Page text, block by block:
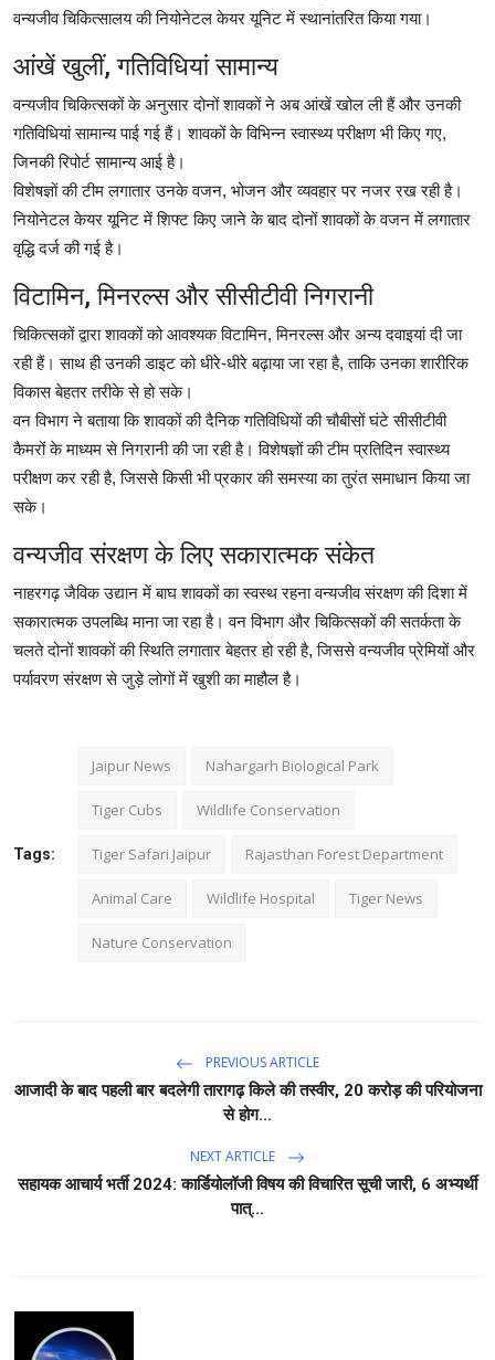
वन्यजीव चिकित्सालय की नियोनेटल केयर यूनिट में स्थानांतरित किया गया।
आंखें खुलीं, गतिविधियां सामान्य
वन्यजीव चिकित्सकों के अनुसार दोनों शावकों ने अब आंखें खोल ली हैं और उनकी
गतिविधियां सामान्य पाई गई हैं। शावकों के विभिन्न स्वास्थ्य परीक्षण भी किए गए,
जिनकी रिपोर्ट सामान्य आई है।
विशेषज्ञों की टीम लगातार उनके वजन, भोजन और व्यवहार पर नजर रख रही है।
नियोनेटल केयर यूनिट में शिफ्ट किए जाने के बाद दोनों शावकों के वजन में लगातार
वृद्धि दर्ज की गई है।
विटामिन, मिनरल्स और सीसीटीवी निगरानी
चिकित्सकों द्वारा शावकों को आवश्यक विटामिन, मिनरल्स और अन्य दवाइयां दी जा
रही हैं। साथ ही उनकी डाइट को धीरे-धीरे बढ़ाया जा रहा है, ताकि उनका शारीरिक
विकास बेहतर तरीके से हो सके।
वन विभाग ने बताया कि शावकों की दैनिक गतिविधियों की चौबीसों घंटे सीसीटीवी
कैमरों के माध्यम से निगरानी की जा रही है। विशेषज्ञों की टीम प्रतिदिन स्वास्थ्य
परीक्षण कर रही है, जिससे किसी भी प्रकार की समस्या का तुरंत समाधान किया जा
सके।
वन्यजीव संरक्षण के लिए सकारात्मक संकेत
नाहरगढ़ जैविक उद्यान में बाघ शावकों का स्वस्थ रहना वन्यजीव संरक्षण की दिशा में
सकारात्मक उपलब्धि माना जा रहा है। वन विभाग और चिकित्सकों की सतर्कता के
चलते दोनों शावकों की स्थिति लगातार बेहतर हो रही है, जिससे वन्यजीव प्रेमियों और
पर्यावरण संरक्षण से जुड़े लोगों में खुशी का माहौल है।
Tags:
Jaipur News Nahargarh Biological Park
Tiger Cubs Wildlife Conservation
Tiger Safari Jaipur Rajasthan Forest Department
Animal Care Wildlife Hospital Tiger News
Nature Conservation
PREVIOUS ARTICLE
आजादी के बाद पहली बार बदलेगी तारागढ़ किले की तस्वीर, 20 करोड़ की परियोजना
से होग...
NEXT ARTICLE
सहायक आचार्य भर्ती 2024: कार्डियोलॉजी विषय की विचारित सूची जारी, 6 अभ्यर्थी
पात्...